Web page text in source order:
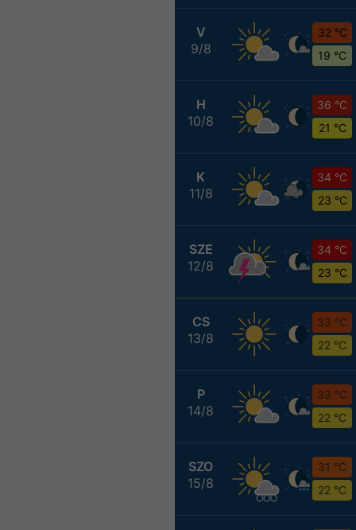
V
9/8
32 °C
19 °C
H
10/8
36 °C
21 °C
K
11/8
34 °C
23 °C
SZE
12/8
34 °C
23 °C
CS
13/8
33 °C
22 °C
P
14/8
33 °C
22 °C
SZO
15/8
31 °C
22 °C